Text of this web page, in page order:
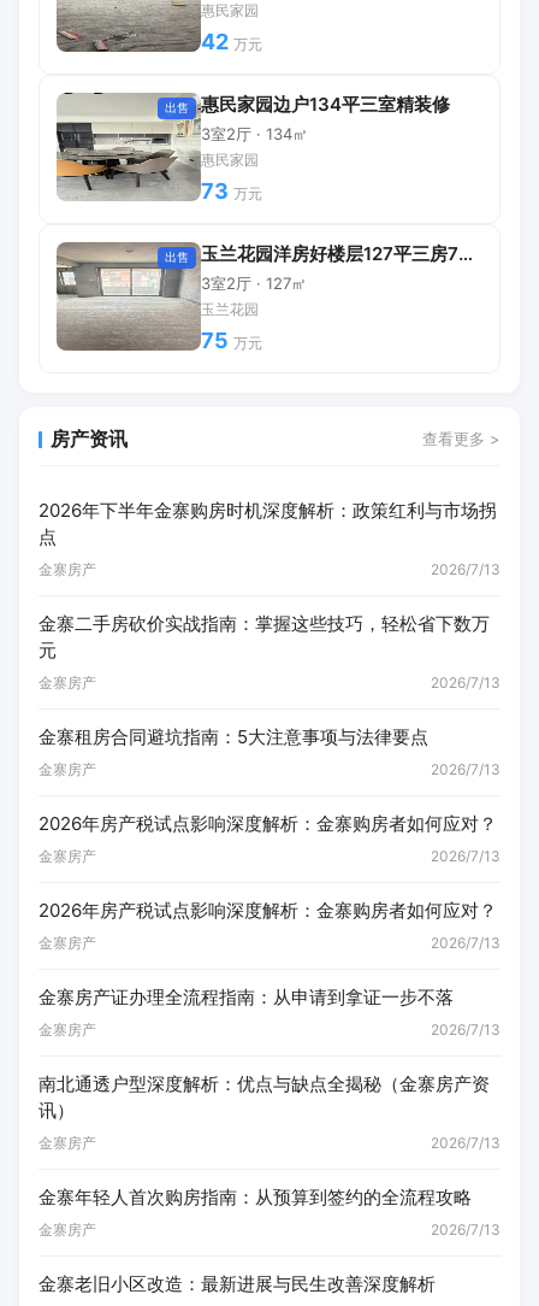
惠民家园
42 万元
出售 惠民家园边户134平三室精装修
3室2厅 · 134㎡
惠民家园
73 万元
出售 玉兰花园洋房好楼层127平三房75万
3室2厅 · 127㎡
玉兰花园
75 万元
房产资讯 查看更多 >
2026年下半年金寨购房时机深度解析：政策红利与市场拐
点
金寨房产 2026/7/13
金寨二手房砍价实战指南：掌握这些技巧，轻松省下数万
元
金寨房产 2026/7/13
金寨租房合同避坑指南：5大注意事项与法律要点
金寨房产 2026/7/13
2026年房产税试点影响深度解析：金寨购房者如何应对？
金寨房产 2026/7/13
2026年房产税试点影响深度解析：金寨购房者如何应对？
金寨房产 2026/7/13
金寨房产证办理全流程指南：从申请到拿证一步不落
金寨房产 2026/7/13
南北通透户型深度解析：优点与缺点全揭秘（金寨房产资
讯）
金寨房产 2026/7/13
金寨年轻人首次购房指南：从预算到签约的全流程攻略
金寨房产 2026/7/13
金寨老旧小区改造：最新进展与民生改善深度解析